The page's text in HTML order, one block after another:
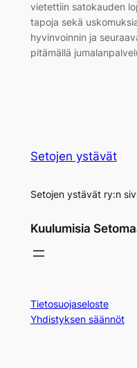
vietettiin satokauden
tapoja sekä
hyvinvoinnin ja
pitämällä
Setojen ystävät
Setojen ystävät ry:n
Kuulumisia
Tietosuojaseloste
Yhdistyksen säännöt